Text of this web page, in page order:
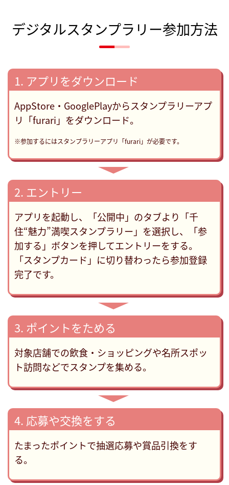
デジタルスタンプラリー参加方法
1. アプリをダウンロード
AppStore・GooglePlayからスタンプラリーアプ
リ「furari」をダウンロード。
※参加するにはスタンプラリーアプリ「furari」が必要です。
▶
2. エントリー
アプリを起動し、「公開中」のタブより「千
住“魅力”満喫スタンプラリー」を選択し、「参
加する」ボタンを押してエントリーをする。
「スタンプカード」に切り替わったら参加登録
完了です。
▶
3. ポイントをためる
対象店舗での飲食・ショッピングや名所スポッ
ト訪問などでスタンプを集める。
▶
4. 応募や交換をする
たまったポイントで抽選応募や賞品引換をす
る。